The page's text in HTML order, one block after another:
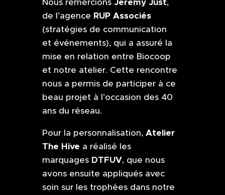
Nous remercions
,
de l’agence RUP Associés
(stratégies de communication
et événements), qui a assuré la
mise en relation entre Biocoop
et notre atelier. Cette rencontre
nous a permis de participer à ce
beau projet à l’occasion des 40
ans du réseau.
Pour la personnalisation, Atelier
The Hive a réalisé les
marquages DTFUV, que nous
avons ensuite appliqués avec
soin sur les trophées dans notre